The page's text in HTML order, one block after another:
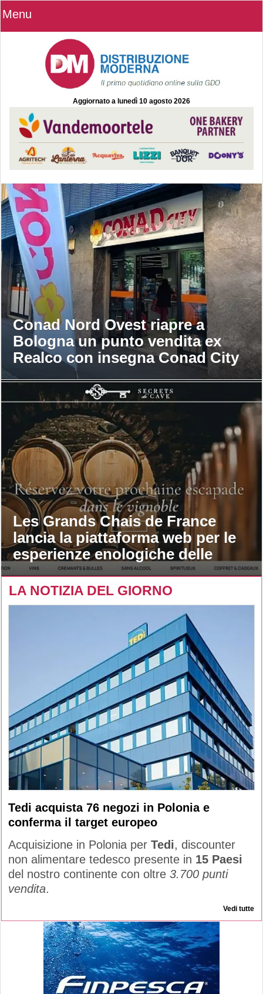
Menu
Aggiornato a lunedì 10 agosto 2026
Conad Nord Ovest riapre a
Bologna un punto vendita ex
Realco con insegna Conad City
Les Grands Chais de France
lancia la piattaforma web per le
esperienze enologiche delle
maison
LA NOTIZIA DEL GIORNO
Tedi acquista 76 negozi in Polonia e
conferma il target europeo
Acquisizione in Polonia per Tedi, discounter
non alimentare tedesco presente in 15 Paesi
del nostro continente con oltre 3.700 punti
vendita.
Vedi tutte